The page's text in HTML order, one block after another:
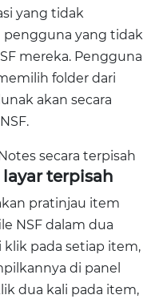
yang tidak
yang tidak
mereka. Pengguna
folder dari
akan secara
terpisah
pratinjau item
NSF dalam dua
klik pada setiap item,
di panel
dua kali pada item,